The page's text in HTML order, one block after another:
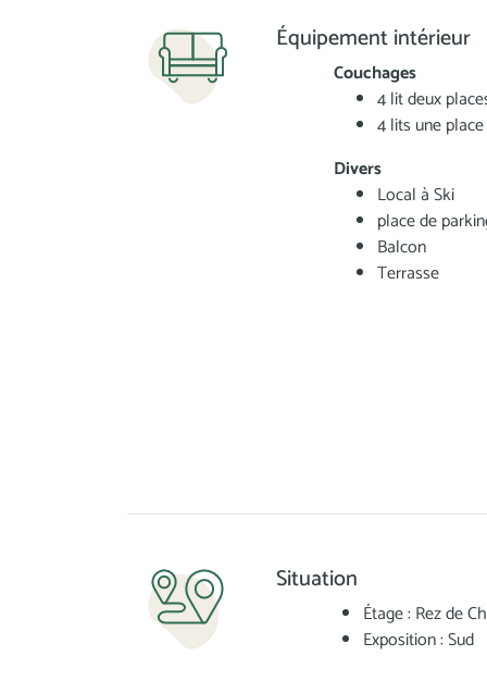
Équipement intérieur
Couchages
4 lit deux
4 lits une place
Divers
Local à Ski
place de
Balcon
Terrasse
Situation
Étage : Rez de
Exposition : Sud